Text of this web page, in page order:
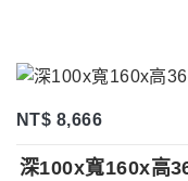
NT$ 8,666
深100x寬160x高